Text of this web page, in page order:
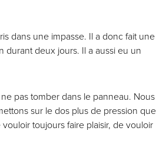
dans une impasse. Il a donc fait une
durant deux jours. Il a aussi eu un
pas tomber dans le panneau. Nous
sur le dos plus de pression que
toujours faire plaisir, de vouloir